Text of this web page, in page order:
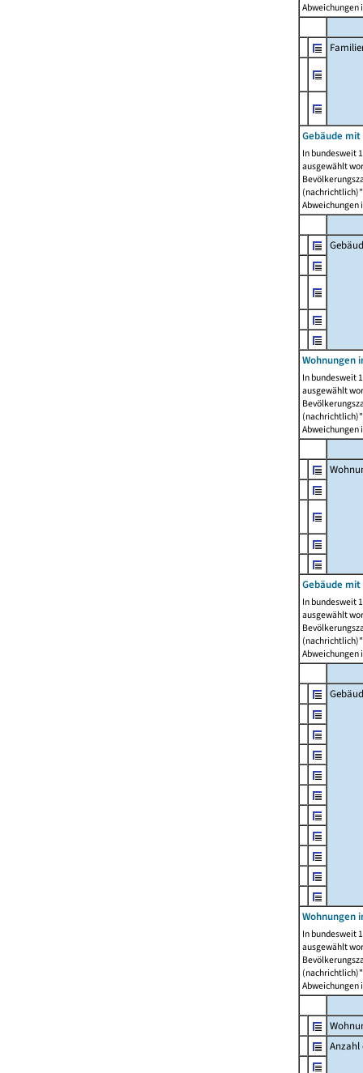
Abweichungen
Gebäude
In bundesweit
ausgewählt
Abweichungen
Wohnungen
In bundesweit
ausgewählt
Abweichungen
Gebäude
In bundesweit
ausgewählt
Abweichungen
Wohnungen
In bundesweit
ausgewählt
Abweichungen
Anzahl